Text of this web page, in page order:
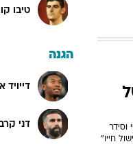
וסידר
חייו"
טיבו
הגנה
דייויד
דני